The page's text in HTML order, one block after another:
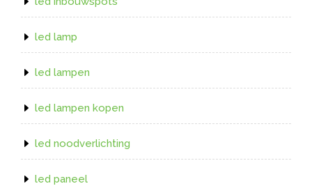
led lamp
led lampen
led lampen kopen
led noodverlichting
led paneel